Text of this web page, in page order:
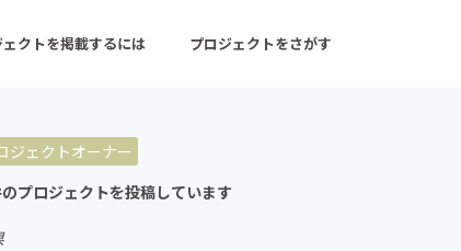
ェクトを掲載するには プロジェクトをさがす
目の新着プロジェクト
ジェクトオーナー
プロジェクトを投稿しています